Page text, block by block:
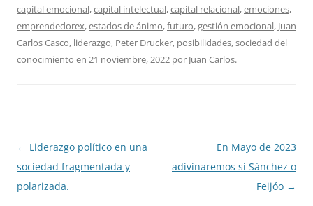
capital emocional,capital intelectual,capital relacional,emociones,
emprendedorex,estados de ánimo,futuro,gestión emocional, Juan
Carlos Casco, liderazgo, Peter Drucker, posibilidades,sociedad del
conocimiento en 21 noviembre, 2022 por Juan Carlos.
Navegación
de
entradas
← Liderazgo político en una
sociedad fragmentada y
polarizada.
En Mayo de 2023
adivinaremos si Sánchez o
Feijóo →